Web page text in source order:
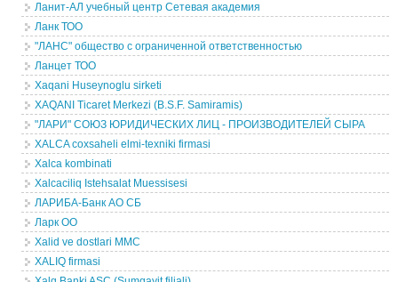
Ланит-АЛ учебный центр Сетевая академия
Ланк ТОО
"ЛАНС" общество с ограниченной ответственностью
Ланцет ТОО
Xaqani Huseynoglu sirketi
XAQANI Ticaret Merkezi (B.S.F. Samiramis)
"ЛАРИ" СОЮЗ ЮРИДИЧЕСКИХ ЛИЦ - ПРОИЗВОДИТЕЛЕЙ СЫРА
XALCA coxsaheli elmi-texniki firmasi
Xalca kombinati
Xalcaciliq Istehsalat Muessisesi
ЛАРИБА-Банк АО СБ
Ларк ОО
Xalid ve dostlari MMC
XALIQ firmasi